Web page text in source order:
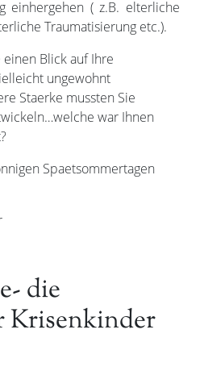
einhergehen ( z.B. elterliche
Traumatisierung etc.).
Blick auf Ihre
ungewohnt
Staerke mussten Sie
war Ihnen
Spaetsommertagen
die
Krisenkinder